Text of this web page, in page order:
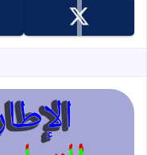
تابعنا على x